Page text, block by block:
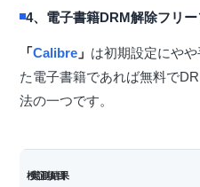
4、電子書籍DRM解除フリ
「Calibre 」 は初期設定にや
た電子書籍であれば無料で
法の一つです。
検証項目
実測結果